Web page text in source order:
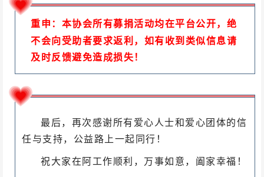
重申：本协会所有募捐活动均在平台公开，绝
不会向受助者要求返利，如有收到类似信息请
及时反馈避免造成损失！
最后，再次感谢所有爱心人士和爱心团体的信
任与支持，公益路上一起同行！
祝大家在阿工作顺利， 万事如意，阖家幸福！